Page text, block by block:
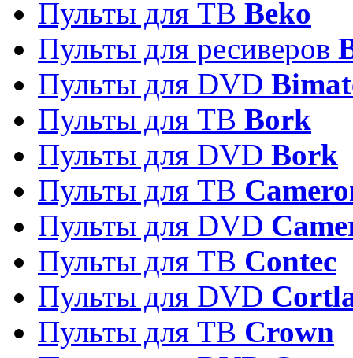
Пульты для ТВ Beko
Пульты для ресиверов
Пульты для DVD
Пульты для ТВ Bork
Пульты для DVD Bork
Пульты для ТВ
Пульты для DVD
Пульты для ТВ Contec
Пульты для DVD
Пульты для ТВ Crown